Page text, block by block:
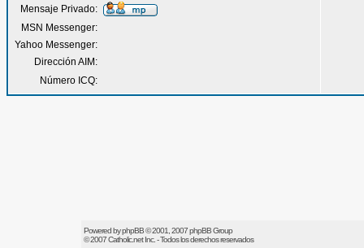
Mensaje Privado:
MSN Messenger:
Yahoo Messenger:
Dirección AIM:
Número ICQ:
Powered byphpBB© 2001, 2007 phpBB Group
© 2007Catholic.netInc. - Todos los derechos reservados